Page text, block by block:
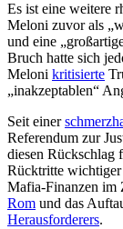
Es ist eine weitere
Meloni zuvor als
und eine
Bruch hatte sich
Meloni kritisierte
„inakzeptablen“
Seit einer
Referendum zur
diesen Rückschlag
Rücktritte wichtiger
Mafia-Finanzen im
Rom und das
Herausforderers.